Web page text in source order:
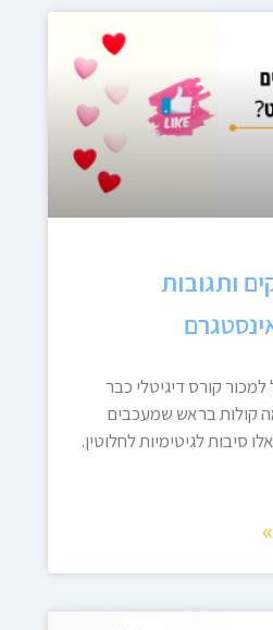
ותגובות
קורס דיגיטלי כבר
קולות בראש שמעכבים
סיבות לגיטימיות לחלוטין.